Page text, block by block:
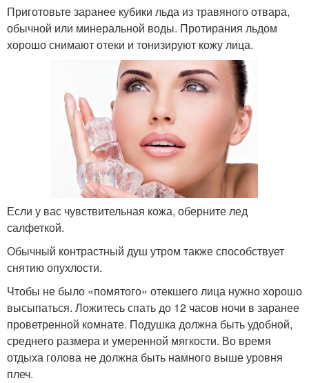
Приготовьте заранее кубики льда из травяного отвара,
обычной или минеральной воды. Протирания льдом
хорошо снимают отеки и тонизируют кожу лица.
Если у вас чувствительная кожа, оберните лед
салфеткой.
Обычный контрастный душ утром также способствует
снятию опухлости.
Чтобы не было «помятого» отекшего лица нужно хорошо
высыпаться. Ложитесь спать до 12 часов ночи в заранее
проветренной комнате. Подушка должна быть удобной,
среднего размера и умеренной мягкости. Во время
отдыха голова не должна быть намного выше уровня
плеч.